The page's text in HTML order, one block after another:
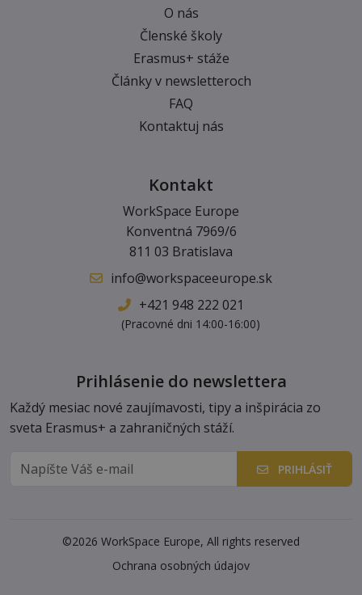
O nás
Členské školy
Erasmus+ stáže
Články v newsletteroch
FAQ
Kontaktuj nás
Kontakt
WorkSpace Europe
Konventná 7969/6
811 03 Bratislava
info@workspaceeurope.sk
+421 948 222 021
(Pracovné dni 14:00-16:00)
Prihlásenie do newslettera
Každý mesiac nové zaujímavosti, tipy a inšpirácia zo
sveta Erasmus+ a zahraničných stáží.
PRIHLÁSIŤ
©2026 WorkSpace Europe, All rights reserved
Ochrana osobných údajov